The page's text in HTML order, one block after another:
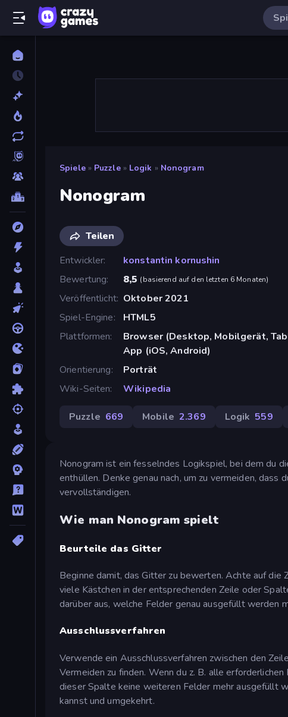
Spiele » Puzzle » Logik » Nonogram
Nonogram
Teilen
Entwickler
konstantin kornushin
Bewertung
8,5 (basierend auf den letzten 6 Monaten)
Veröffentlicht Oktober 2021
Spiel-Engine
HTML5
Plattformen
Browser (Desktop, Mobilgerät,
App (iOS, Android)
Orientierung
Porträt
Wiki-Seiten
Wikipedia
Puzzle 669 Mobile 2.369 Logik 559
Nonogram ist ein fesselndes Logikspiel, bei dem du
enthüllen. Denke genau nach, um zu vermeiden, dass
vervollständigen.
Wie man Nonogram spielt
Beurteile das Gitter
Beginne damit, das Gitter zu bewerten. Achte auf die
viele Kästchen in der entsprechenden Zeile oder
darüber aus, welche Felder genau ausgefüllt werden
Ausschlussverfahren
Verwende ein Ausschlussverfahren zwischen den
Vermeiden zu finden. Wenn du z. B. alle
dieser Spalte keine weiteren Felder mehr ausgefüllt
kannst und umgekehrt.